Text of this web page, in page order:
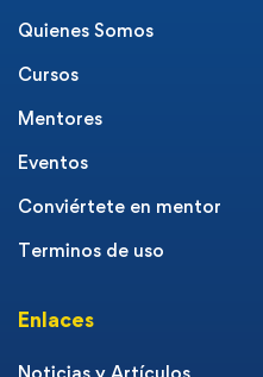
Quienes Somos
Cursos
Mentores
Eventos
Conviértete en mentor
Terminos de uso
Enlaces